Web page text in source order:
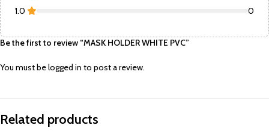
1.0
0
Be the first to review “MASK HOLDER WHITE PVC”
You must belogged in to post a review.
Related products